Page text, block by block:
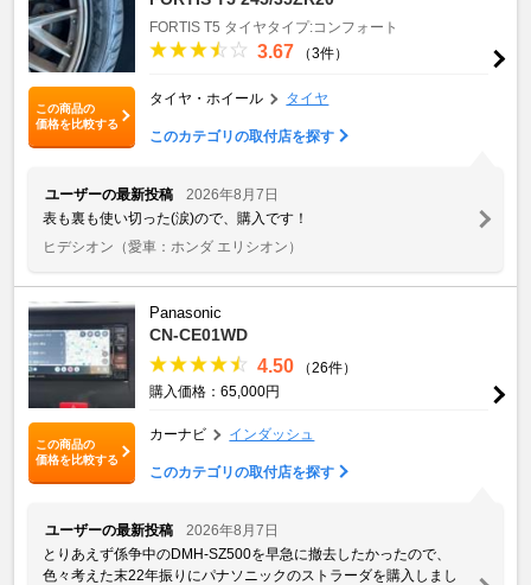
この商品の
価格を比較する
FORTIS T5 タイヤタイプ:コンフォート
3.67 （3件）
タイヤ・ホイール タイヤ
このカテゴリの取付店を探す
ユーザーの最新投稿
2026年8月7日
表も裏も使い切った(涙)ので、購入です！
ヒデシオン （愛車：ホンダ エリシオン）
この商品の
価格を比較する
Panasonic
CN-CE01WD
4.50
（26件）
購入価格：65,000円
カーナビ インダッシュ
このカテゴリの取付店を探す
ユーザーの最新投稿
2026年8月7日
とりあえず係争中のDMH-SZ500を早急に撤去したかったので、
色々考えた末22年振りにパナソニックのストラーダを購入しまし